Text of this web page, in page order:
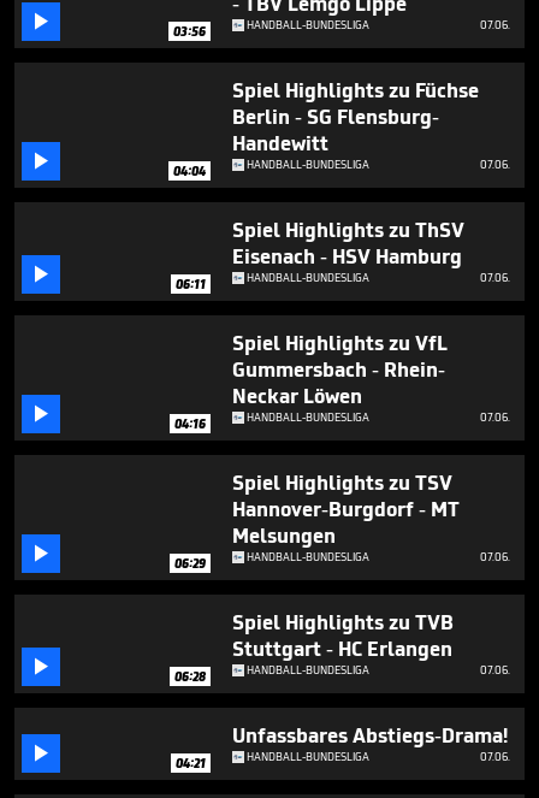
minutes,
seconds
 03:56 HANDBALL-BUNDESLIGA 07.06.
 04:04
Spiel Highlights zu Füchse
Berlin - SG Flensburg-
Handewitt
HANDBALL-BUNDESLIGA 07.06.
 06:11
Spiel Highlights zu ThSV
Eisenach - HSV Hamburg
HANDBALL-BUNDESLIGA 07.06.
 04:16
Spiel Highlights zu VfL
Gummersbach - Rhein-
Neckar Löwen
HANDBALL-BUNDESLIGA 07.06.
 06:29
Spiel Highlights zu TSV
Hannover-Burgdorf - MT
Melsungen
HANDBALL-BUNDESLIGA 07.06.
 06:28
Spiel Highlights zu TVB
Stuttgart - HC Erlangen
HANDBALL-BUNDESLIGA 07.06.
 04:21
Unfassbares Abstiegs-Drama!
HANDBALL-BUNDESLIGA 07.06.